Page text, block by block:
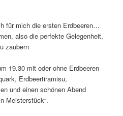
für mich die ersten Erdbeeren…
also die perfekte Gelegenheit,
zaubern
19.30 mit oder ohne Erdbeeren
Erdbeertiramisu,
und einen schönen Abend
Meisterstück“.